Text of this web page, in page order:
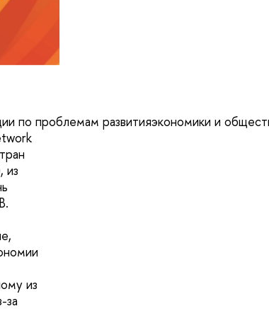
по проблемам развитияэкономики и
из
за